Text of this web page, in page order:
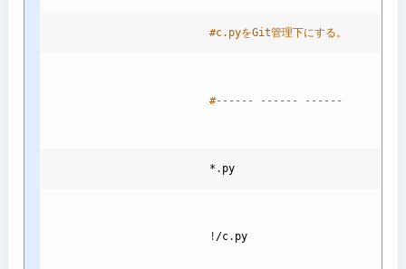
#c.pyをGit管理下にする。
#------ ------ ------
                          *
. py
! /c. py